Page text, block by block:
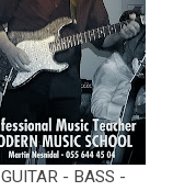
GUITAR - BASS -